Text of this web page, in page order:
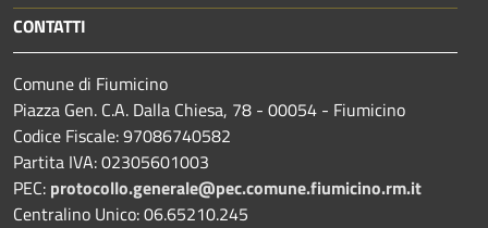
CONTATTI
Comune di Fiumicino
Piazza Gen. C.A. Dalla Chiesa, 78 - 00054 - Fiumicino
Codice Fiscale: 97086740582
Partita IVA: 02305601003
PEC: protocollo.generale@pec.comune.fiumicino.rm.it
Centralino Unico: 06.65210.245